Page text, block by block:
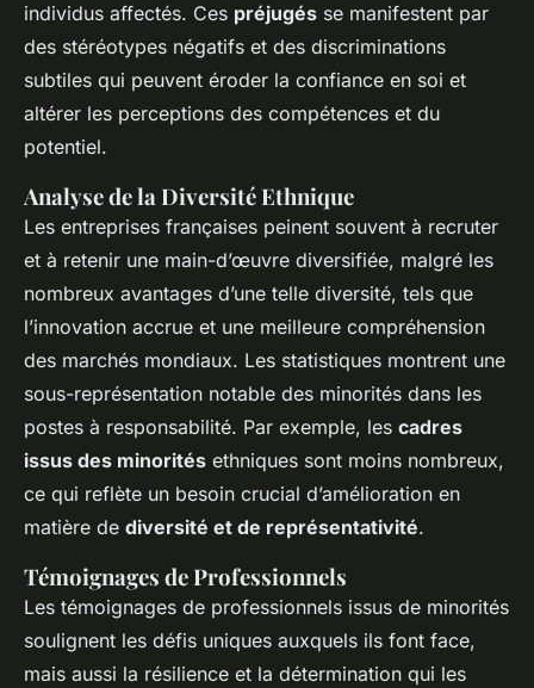
individus affectés. Ces préjugés se manifestent par
des stéréotypes négatifs et des discriminations
subtiles qui peuvent éroder la confiance en soi et
altérer les perceptions des compétences et du
potentiel.
Analyse de la Diversité Ethnique
Les entreprises françaises peinent souvent à recruter
et à retenir une main-d’œuvre diversifiée, malgré les
nombreux avantages d’une telle diversité, tels que
l’innovation accrue et une meilleure compréhension
des marchés mondiaux. Les statistiques montrent une
sous-représentation notable des minorités dans les
postes à responsabilité. Par exemple, les cadres
issus des minorités ethniques sont moins nombreux,
ce qui reflète un besoin crucial d’amélioration en
matière de diversité et de représentativité.
Témoignages de Professionnels
Les témoignages de professionnels issus de minorités
soulignent les défis uniques auxquels ils font face,
mais aussi la résilience et la détermination qui les